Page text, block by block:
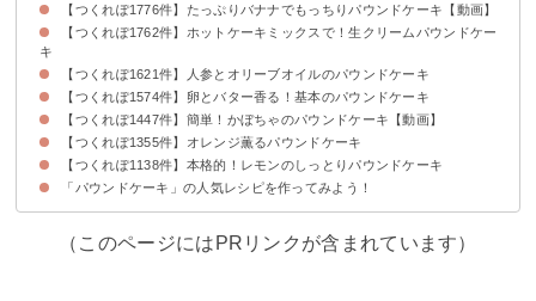
【つくれぽ1776件】たっぷりバナナでもっちりパウンドケーキ【動画】
【つくれぽ1762件】ホットケーキミックスで！生クリームパウンドケー
キ
【つくれぽ1621件】人参とオリーブオイルのパウンドケーキ
【つくれぽ1574件】卵とバター香る！基本のパウンドケーキ
【つくれぽ1447件】簡単！かぼちゃのパウンドケーキ【動画】
【つくれぽ1355件】オレンジ薫るパウンドケーキ
【つくれぽ1138件】本格的！レモンのしっとりパウンドケーキ
「パウンドケーキ」の人気レシピを作ってみよう！
（このページにはPRリンクが含まれています）